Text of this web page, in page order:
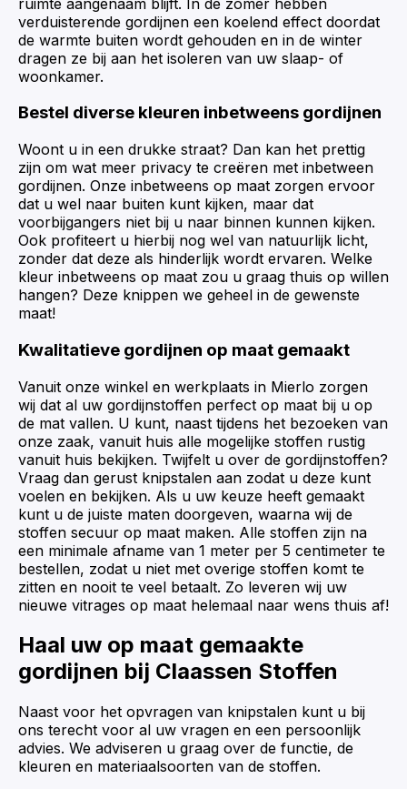
verduisterende gordijnen een koelend effect doordat
de warmte buiten wordt gehouden en in de winter
dragen ze bij aan het isoleren van uw slaap- of
woonkamer.
Bestel diverse kleuren inbetweens gordijnen
Woont u in een drukke straat? Dan kan het prettig
zijn om wat meer privacy te creëren met inbetween
gordijnen. Onze inbetweens op maat zorgen ervoor
dat u wel naar buiten kunt kijken, maar dat
voorbijgangers niet bij u naar binnen kunnen kijken.
Ook profiteert u hierbij nog wel van natuurlijk licht,
zonder dat deze als hinderlijk wordt ervaren. Welke
kleur inbetweens op maat zou u graag thuis op willen
hangen? Deze knippen we geheel in de gewenste
maat!
Kwalitatieve gordijnen op maat gemaakt
Vanuit onze winkel en werkplaats in Mierlo zorgen
wij dat al uw gordijnstoffen perfect op maat bij u op
de mat vallen. U kunt, naast tijdens het bezoeken van
onze zaak, vanuit huis alle mogelijke stoffen rustig
vanuit huis bekijken. Twijfelt u over de gordijnstoffen?
Vraag dan gerust knipstalen aan zodat u deze kunt
voelen en bekijken. Als u uw keuze heeft gemaakt
kunt u de juiste maten doorgeven, waarna wij de
stoffen secuur op maat maken. Alle stoffen zijn na
een minimale afname van 1 meter per 5 centimeter te
bestellen, zodat u niet met overige stoffen komt te
zitten en nooit te veel betaalt. Zo leveren wij uw
nieuwe vitrages op maat helemaal naar wens thuis af!
Haal uw op maat gemaakte
gordijnen bij Claassen Stoffen
Naast voor het opvragen van knipstalen kunt u bij
ons terecht voor al uw vragen en een persoonlijk
advies. We adviseren u graag over de functie, de
kleuren en materiaalsoorten van de stoffen.